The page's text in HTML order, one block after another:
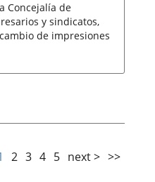
Concejalía de
y sindicatos,
de impresiones
2 3 4 5 next > >>